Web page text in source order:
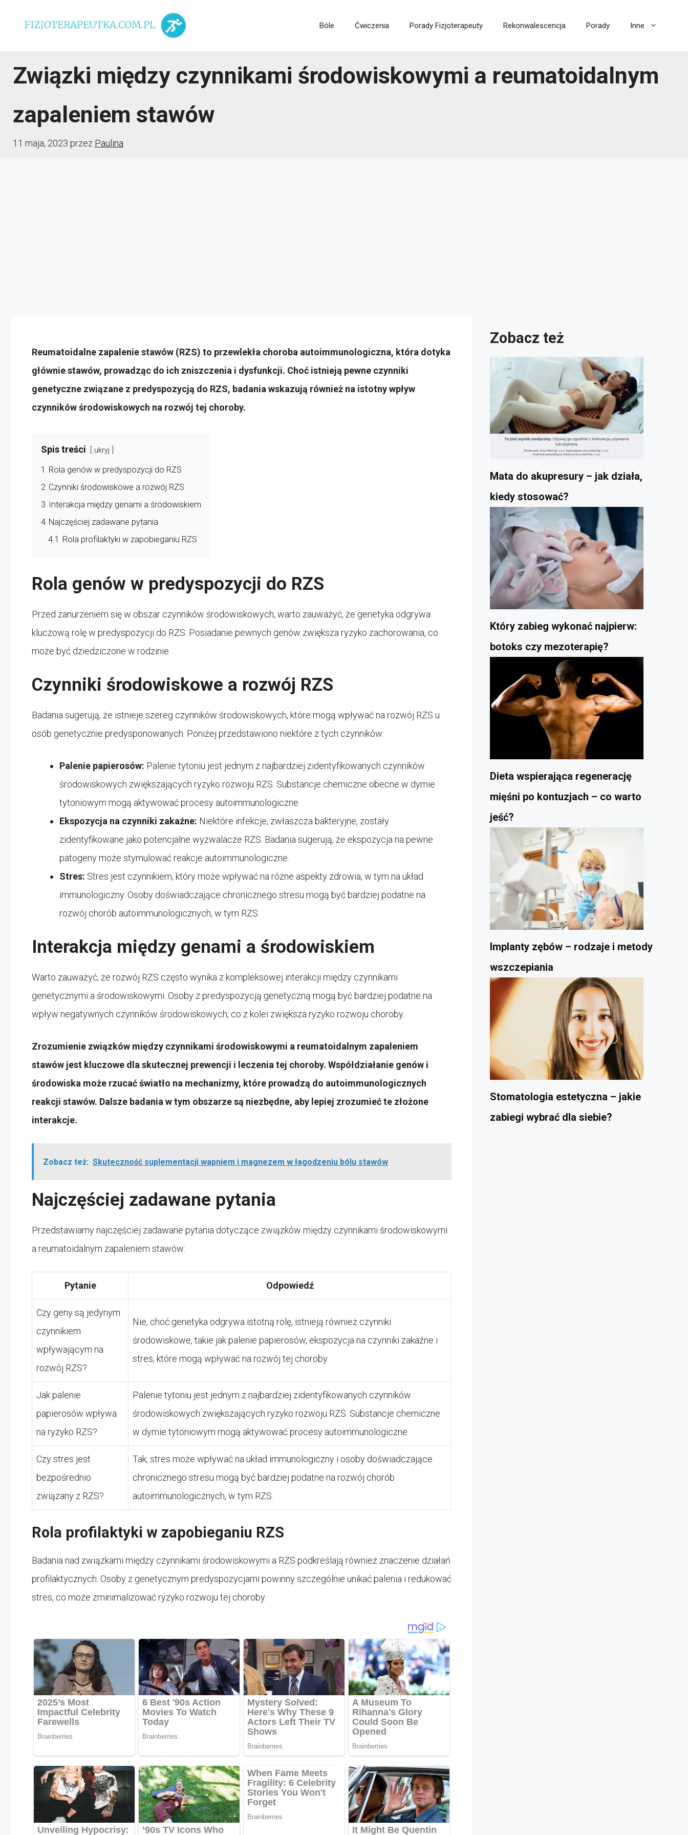
Bóle Ćwiczenia Porady Fizjoterapeuty Rekonwalescencja Porady Inne
Związki między czynnikami środowiskowymi a reumatoidalnym
zapaleniem stawów
11 maja, 2023 przez Paulina
Reumatoidalne zapalenie stawów (RZS) to przewlekła choroba autoimmunologiczna, która dotyka
głównie stawów, prowadząc do ich zniszczenia i dysfunkcji. Choć istnieją pewne czynniki
genetyczne związane z predyspozycją do RZS, badania wskazują również na istotny wpływ
czynników środowiskowych na rozwój tej choroby.
Spis treści ukryj
1 Rola genów w predyspozycji do RZS
2 Czynniki środowiskowe a rozwój RZS
3 Interakcja między genami a środowiskiem
4 Najczęściej zadawane pytania
4.1 Rola profilaktyki w zapobieganiu RZS
Rola genów w predyspozycji do RZS
Przed zanurzeniem się w obszar czynników środowiskowych, warto zauważyć, że genetyka odgrywa
kluczową rolę w predyspozycji do RZS. Posiadanie pewnych genów zwiększa ryzyko zachorowania, co
może być dziedziczone w rodzinie.
Czynniki środowiskowe a rozwój RZS
Badania sugerują, że istnieje szereg czynników środowiskowych, które mogą wpływać na rozwój RZS u
osób genetycznie predysponowanych. Poniżej przedstawiono niektóre z tych czynników:
Palenie papierosów: Palenie tytoniu jest jednym z najbardziej zidentyfikowanych czynników
środowiskowych zwiększających ryzyko rozwoju RZS. Substancje chemiczne obecne w dymie
tytoniowym mogą aktywować procesy autoimmunologiczne.
Ekspozycja na czynniki zakaźne: Niektóre infekcje, zwłaszcza bakteryjne, zostały
zidentyfikowane jako potencjalne wyzwalacze RZS. Badania sugerują, że ekspozycja na pewne
patogeny może stymulować reakcje autoimmunologiczne.
Stres: Stres jest czynnikiem, który może wpływać na różne aspekty zdrowia, w tym na układ
immunologiczny. Osoby doświadczające chronicznego stresu mogą być bardziej podatne na
rozwój chorób autoimmunologicznych, w tym RZS.
Interakcja między genami a środowiskiem
Warto zauważyć, że rozwój RZS często wynika z kompleksowej interakcji między czynnikami
genetycznymi a środowiskowymi. Osoby z predyspozycją genetyczną mogą być bardziej podatne na
wpływ negatywnych czynników środowiskowych, co z kolei zwiększa ryzyko rozwoju choroby.
Zrozumienie związków między czynnikami środowiskowymi a reumatoidalnym zapaleniem
stawów jest kluczowe dla skutecznej prewencji i leczenia tej choroby. Współdziałanie genów i
środowiska może rzucać światło na mechanizmy, które prowadzą do autoimmunologicznych
reakcji stawów. Dalsze badania w tym obszarze są niezbędne, aby lepiej zrozumieć te złożone
interakcje.
Zobacz też: Skuteczność suplementacji wapniem i magnezem w łagodzeniu bólu stawów
Najczęściej zadawane pytania
Przedstawiamy najczęściej zadawane pytania dotyczące związków między czynnikami środowiskowymi
a reumatoidalnym zapaleniem stawów:
Pytanie Odpowiedź
Czy geny są jedynym
czynnikiem
wpływającym na
rozwój RZS?
Nie, choć genetyka odgrywa istotną rolę, istnieją również czynniki
środowiskowe, takie jak palenie papierosów, ekspozycja na czynniki zakaźne i
stres, które mogą wpływać na rozwój tej choroby.
Jak palenie
papierosów wpływa
na ryzyko RZS?
Palenie tytoniu jest jednym z najbardziej zidentyfikowanych czynników
środowiskowych zwiększających ryzyko rozwoju RZS. Substancje chemiczne
w dymie tytoniowym mogą aktywować procesy autoimmunologiczne.
Czy stres jest
bezpośrednio
związany z RZS?
Tak, stres może wpływać na układ immunologiczny i osoby doświadczające
chronicznego stresu mogą być bardziej podatne na rozwój chorób
autoimmunologicznych, w tym RZS.
Rola profilaktyki w zapobieganiu RZS
Badania nad związkami między czynnikami środowiskowymi a RZS podkreślają również znaczenie działań
profilaktycznych. Osoby z genetycznym predyspozycjami powinny szczególnie unikać palenia i redukować
stres, co może zminimalizować ryzyko rozwoju tej choroby.
Zobacz też
Mata do akupresury – jak działa,
kiedy stosować?
Który zabieg wykonać najpierw:
botoks czy mezoterapię?
Dieta wspierająca regenerację
mięśni po kontuzjach – co warto
jeść?
Implanty zębów – rodzaje i metody
wszczepiania
Stomatologia estetyczna – jakie
zabiegi wybrać dla siebie?